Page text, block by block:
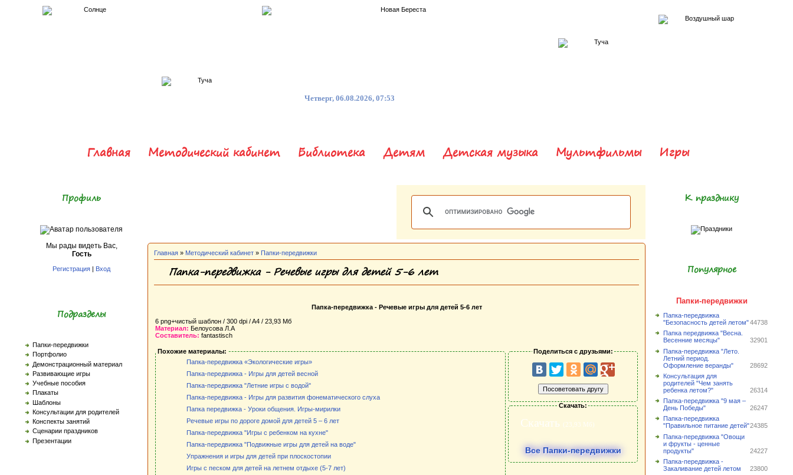
Четверг, 06.08.2026, 07:53
Главная Методический кабинет Библиотека Детям Детская музыка Мультфильмы Игры
Профиль
Мы рады видеть Вас,
Гость
Регистрация | Вход
Подразделы
Папки-передвижки
Портфолио
Демонстрационный материал
Развивающие игры
Учебные пособия
Плакаты
Шаблоны
Консультации для родителей
Конспекты занятий
Сценарии праздников
Презентации
Главная » Методический кабинет » Папки-передвижки
Папка-передвижка - Речевые игры для детей 5-6 лет
Папка-передвижка - Речевые игры для детей 5-6 лет
6 png+чистый шаблон / 300 dpi / A4 / 23,93 Мб
Материал: Белоусова Л.А
Составитель: fantastisch
Похожие материалы:
Папка-передвижка «Экологические игры»
Папка-передвижка - Игры для детей весной
Папка-передвижка "Летние игры с водой"
Папка-передвижка - Игры для развития фонематического слуха
Папка передвижка - Уроки общения. Игры-мирилки
Речевые игры по дороге домой для детей 5 – 6 лет
Папка-передвижка "Игры с ребенком на кухне"
Папка-передвижка "Подвижные игры для детей на воде"
Упражнения и игры для детей при плоскостопии
Игры с песком для детей на летнем отдыхе (5-7 лет)
Поделиться с друзьями:
Скачать:
Скачать (23,93 Мб)
Все Папки-передвижки
К празднику
Популярное
Папки-передвижки
Папка-передвижка
"Безопасность детей летом"44738
Папка передвижка "Весна.
Весенние месяцы"
32901
Папка-передвижка "Лето.
Летний период.
Оформление веранды"
28692
Консультация для
родителей "Чем занять
ребенка летом?"
26314
Папка-передвижка "9 мая –
День Победы"
26247
Папка-передвижка
"Правильное питание детей"24385
Папка-передвижка "Овощи
и фрукты - ценные
продукты"
24227
Папка-передвижка -
Закаливание детей летом
23800